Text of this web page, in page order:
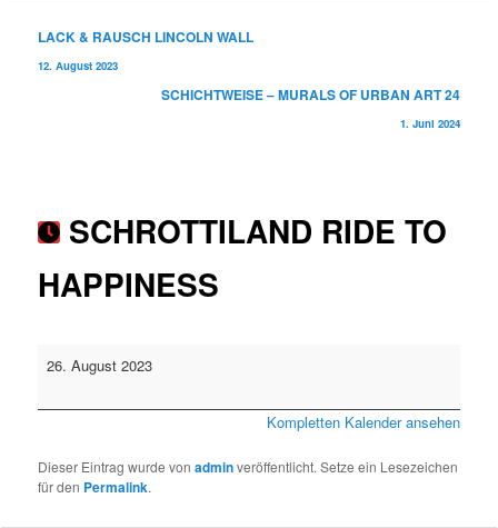
Beitragsnavigation
LACK & RAUSCH LINCOLN WALL
12. August 2023
SCHICHTWEISE – MURALS OF URBAN ART 24
1. Juni 2024
SCHROTTILAND RIDE TO
HAPPINESS
SCHROTTILAND
RIDE
26. August 2023
Kompletten Kalender ansehen
Dieser Eintrag wurde vonadminveröffentlicht. Setze ein Lesezeichen
für den Permalink.